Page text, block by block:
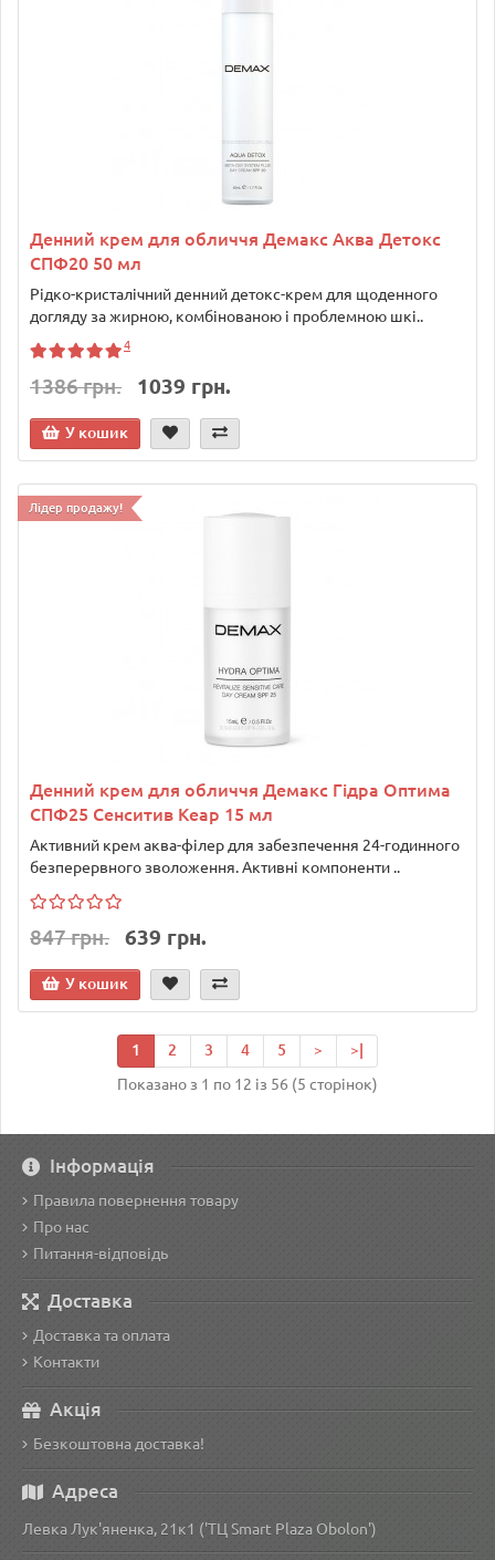
Денний крем для обличчя Демакс Аква Детокс
СПФ20 50 мл
Рідко-кристалічний денний детокс-крем для щоденного
догляду за жирною, комбінованою і проблемною шкі..
4
1386 грн. 1039 грн.
У кошик
Лідер продажу!
Денний крем для обличчя Демакс Гідра Оптима
СПФ25 Сенситив Кеар 15 мл
Активний крем аква-філер для забезпечення 24-годинного
безперервного зволоження. Активні компоненти ..
847 грн. 639 грн.
У кошик
1 2 3 4 5 >
>|
Показано з 1 по 12 із 56 (5 сторінок)
Інформація
Правила повернення товару
Про нас
Питання-відповідь
Доставка
Доставка та оплата
Контакти
Акція
Безкоштовна доставка!
Адреса
Левка Лук'яненка, 21к1 ('ТЦ Smart Plaza Obolon')